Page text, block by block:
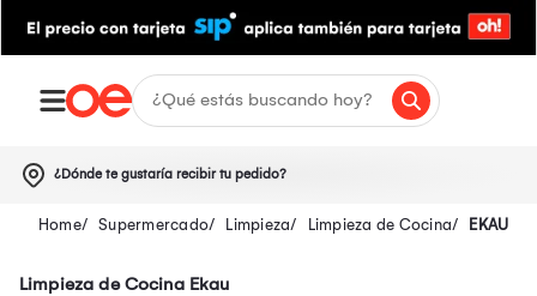
¿Dónde te gustaría recibir tu pedido?
Supermercado Limpieza Limpieza de Cocina EKAU
Limpieza de Cocina Ekau